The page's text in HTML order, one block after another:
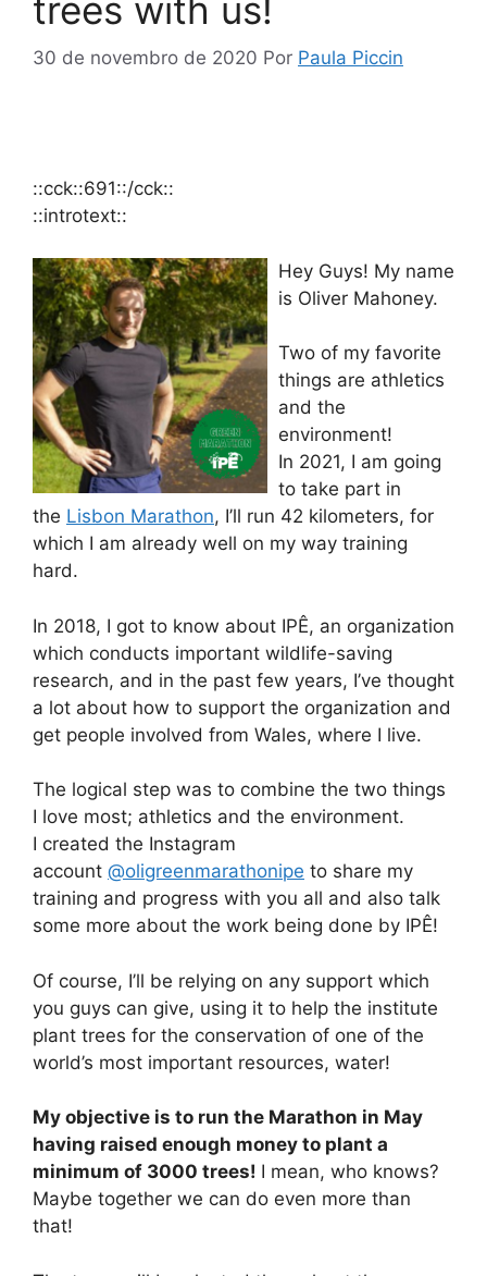
trees with us!
30 de novembro de 2020 Por Paula Piccin
::cck::691::/cck::
::introtext::
Hey Guys! My name
is Oliver Mahoney.
Two of my favorite
things are athletics
and the
environment!
In 2021, I am going
to take part in
the Lisbon Marathon, I’ll run 42 kilometers, for
which I am already well on my way training
hard.
In 2018, I got to know about IPÊ, an organization
which conducts important wildlife-saving
research, and in the past few years, I’ve thought
a lot about how to support the organization and
get people involved from Wales, where I live.
The logical step was to combine the two things
I love most; athletics and the environment.
I created the Instagram
account @oligreenmarathonipe to share my
training and progress with you all and also talk
some more about the work being done by IPÊ!
Of course, I’ll be relying on any support which
you guys can give, using it to help the institute
plant trees for the conservation of one of the
world’s most important resources, water!
My objective is to run the Marathon in May
having raised enough money to plant a
minimum of 3000 trees! I mean, who knows?
Maybe together we can do even more than
that!